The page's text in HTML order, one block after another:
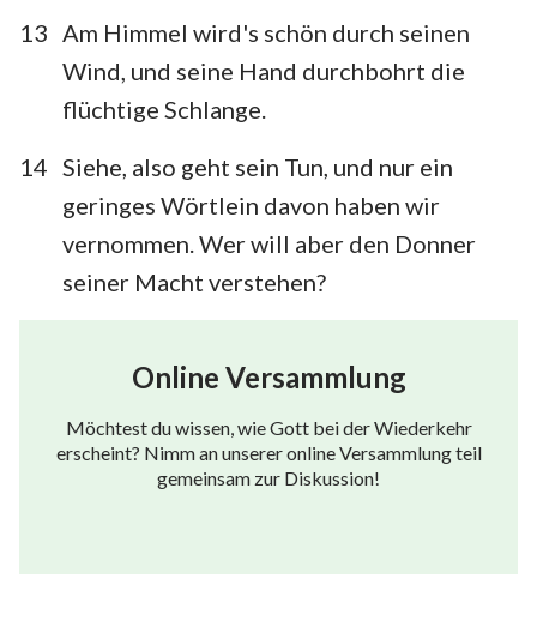
13 Am Himmel wird's schön durch seinen
Wind, und seine Hand durchbohrt die
flüchtige Schlange.
14 Siehe, also geht sein Tun, und nur ein
geringes Wörtlein davon haben wir
vernommen. Wer will aber den Donner
seiner Macht verstehen?
Online Versammlung
Möchtest du wissen, wie Gott bei der Wiederkehr
erscheint? Nimm an unserer online Versammlung teil
gemeinsam zur Diskussion!